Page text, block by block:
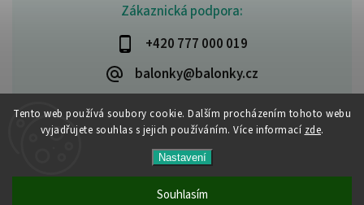
Tento web používá soubory cookie. Dalším procházením tohoto webu
vyjadřujete souhlas s jejich používáním. Více informací zde.
Nastavení
Souhlasím
Zákaznická podpora:
+420 777 000 019
balonky@balonky.cz
Party-narozeniny. Všechna práva vyhrazena.
Upravit nastavení cookies
VytvořilShoptet | Design